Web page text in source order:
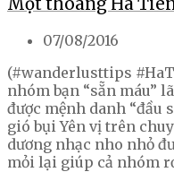
Một thoáng Hà
07/08/2016
(#wanderlusttips
nhóm bạn “sẵn máu”
được mệnh danh “đầu
gió bụi Yên vị trên
dương nhạc nho nhỏ
mỏi lại giúp cả nhóm